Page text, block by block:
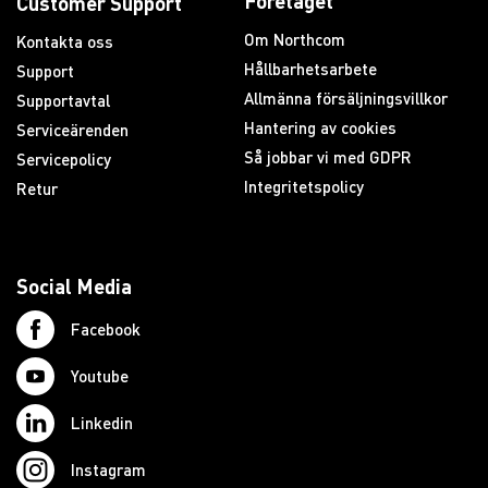
Kontakta oss
Support
Supportavtal
Serviceärenden
Servicepolicy
Retur
Om Northcom
Hållbarhetsarbete
Allmänna försäljningsvillkor
Hantering av cookies
Så jobbar vi med GDPR
Integritetspolicy
Social Media
Facebook
Youtube
Linkedin
Instagram